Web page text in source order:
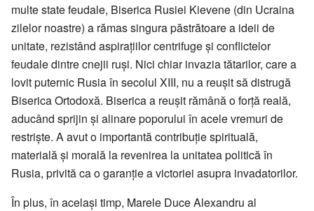
multe state feudale, Biserica Rusiei Kievene (din Ucraina
zilelor noastre) a rămas singura păstrătoare a ideii de
unitate, rezistând aspiraţiilor centrifuge şi conflictelor
feudale dintre cnejii ruşi. Nici chiar invazia tătarilor, care a
lovit puternic Rusia în secolul XIII, nu a reuşit să distrugă
Biserica Ortodoxă. Biserica a reuşit rămână o forţă reală,
aducând sprijin şi alinare poporului în acele vremuri de
restrişte. A avut o importantă contribuţie spirituală,
materială şi morală la revenirea la unitatea politică în
Rusia, privită ca o garanţie a victoriei asupra invadatorilor.
În plus, în acelaşi timp, Marele Duce Alexandru al